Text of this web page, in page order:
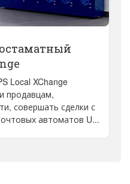
Local XChange
продавцам,
совершать сделки с
автоматов U...